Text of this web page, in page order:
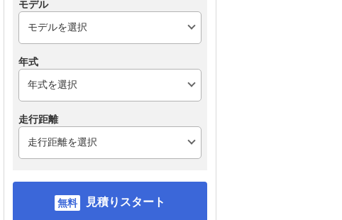
モデル
年式
走行距離
見積りスタート